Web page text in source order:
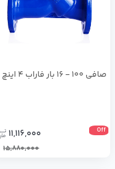
صافی 100 - 16 بار فاراب 4 اینچ
Off
11,116,000
15,880,000